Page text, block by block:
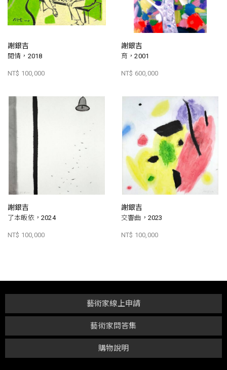
謝銀吉
閒情，2018
NT$ 100,000
謝銀吉
育，2001
NT$ 600,000
謝銀吉
了本皈依，2024
NT$ 100,000
謝銀吉
交響曲，2023
NT$ 100,000
購物說明
藝術家問答集
藝術家線上申請